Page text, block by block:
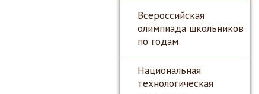
Всероссийская
олимпиада школьников
по годам
Национальная
технологическая